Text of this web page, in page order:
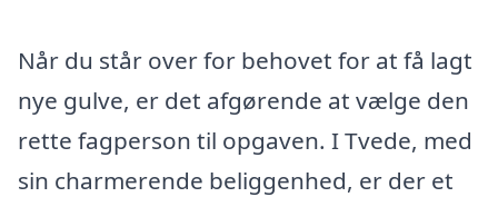
Når du står over for behovet for at få lagt
nye gulve, er det afgørende at vælge den
rette fagperson til opgaven. I Tvede, med
sin charmerende beliggenhed, er der et